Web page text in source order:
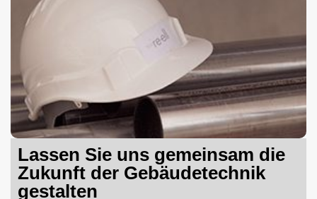
Lassen Sie uns gemeinsam die
Zukunft der Gebäudetechnik
gestalten